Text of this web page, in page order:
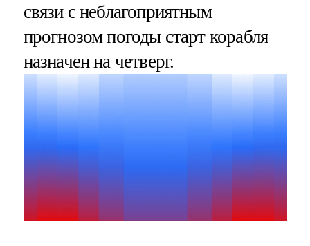
связи с неблагоприятным
прогнозом погоды старт корабля
назначен на четверг.